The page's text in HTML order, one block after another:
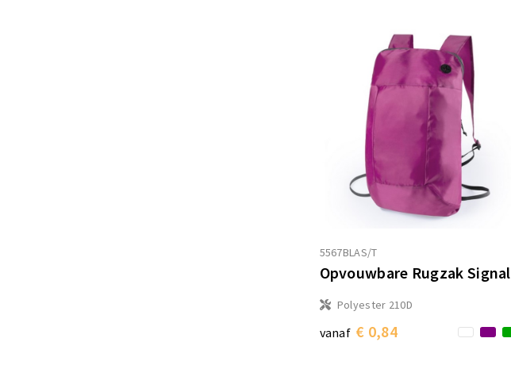
5567BLAS/T
Opvouwbare Rugzak Signal
Polyester 210D
vanaf € 0,84